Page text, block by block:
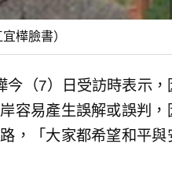
樺臉書）
今（7）日受訪時表示，
容易產生誤解或誤判，
，「大家都希望和平與